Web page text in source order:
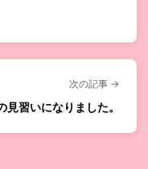
次の記事 →
見習いになりました。